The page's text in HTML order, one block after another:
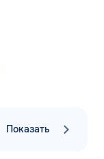
Показать